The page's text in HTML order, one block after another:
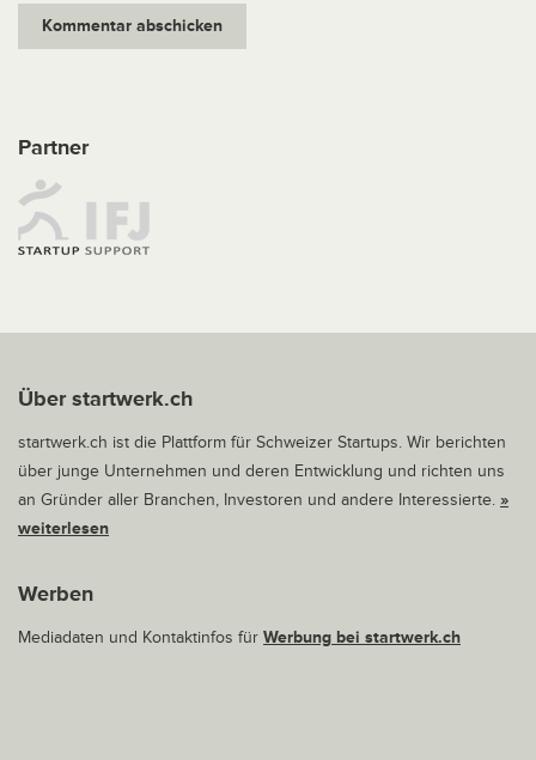
Partner
Über startwerk.ch
startwerk.ch ist die Plattform für Schweizer Startups. Wir berichten
über junge Unternehmen und deren Entwicklung und richten uns
an Gründer aller Branchen, Investoren und andere Interessierte. »
weiterlesen
Werben
Mediadaten und Kontaktinfos für Werbung bei startwerk.ch